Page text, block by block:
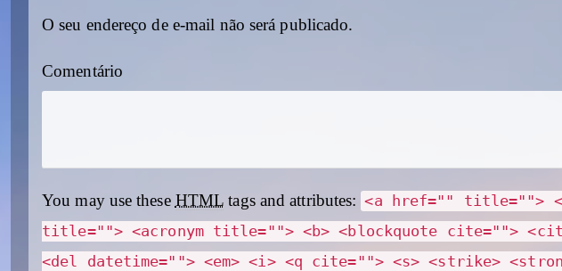
O seu endereço de e-mail não será publicado.
Comentário
You may use these HTML tags and attributes: <a href="" title="">
title=""> <acronym title=""> <b> <blockquote cite="">
<del datetime=""> <em> <i> <q cite=""> <s> <strike>